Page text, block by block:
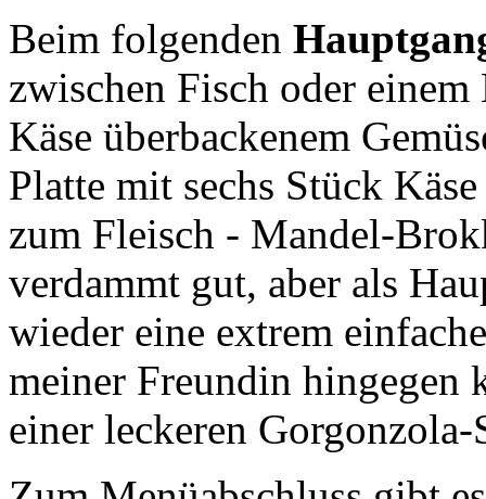
Beim folgenden
zwischen Fisch oder
Käse überbackenem
Platte mit sechs Stück
zum Fleisch - Mandel-
verdammt gut, aber als
wieder eine extrem
meiner Freundin hingegen
einer leckeren Gorgonzola-